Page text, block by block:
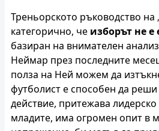
Треньорското ръководство на
категорично, че изборът не
базиран на внимателен
Неймар през последните
полза на Ней можем да
футболист е способен да
действие, притежава
младите, има огромен опит в